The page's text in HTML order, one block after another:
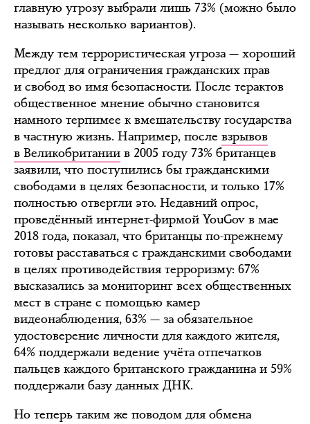
главную угрозу выбрали лишь 73% (можно было
называть несколько вариантов).
Между тем террористическая угроза — хороший
предлог для ограничения гражданских прав
и свобод во имя безопасности. После терактов
общественное мнение обычно становится
намного терпимее к вмешательству государства
в частную жизнь. Например, после взрывов
в Великобритании в 2005 году 73% британцев
заявили, что поступились бы гражданскими
свободами в целях безопасности, и только 17%
полностью отвергли это. Недавний опрос,
проведённый интернет-фирмой YouGov в мае
2018 года, показал, что британцы по-прежнему
готовы расставаться с гражданскими свободами
в целях противодействия терроризму: 67%
высказались за мониторинг всех общественных
мест в стране с помощью камер
видеонаблюдения, 63% — за обязательное
удостоверение личности для каждого жителя,
64% поддержали ведение учёта отпечатков
пальцев каждого британского гражданина и 59%
поддержали базу данных ДНК.
Но теперь таким же поводом для обмена